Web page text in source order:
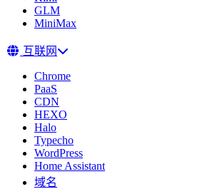
GLM
MiniMax
互联网
Chrome
PaaS
CDN
HEXO
Halo
Typecho
WordPress
Home Assistant
域名